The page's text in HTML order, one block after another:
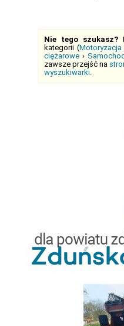
Nie tego szukasz?
kategorii (Motoryzacja
ciężarowe ›
zawsze przejść na
wyszukiwarki.